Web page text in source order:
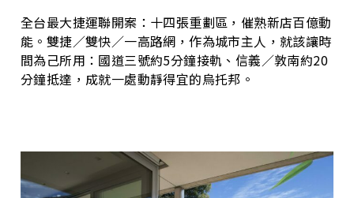
全台最大捷運聯開案：十四張重劃區，催熟新店百億動
能。雙捷／雙快／一高路網，作為城市主人，就該讓時
間為己所用：國道三號約5分鐘接軌、信義／敦南約20
分鐘抵達，成就一處動靜得宜的烏托邦。